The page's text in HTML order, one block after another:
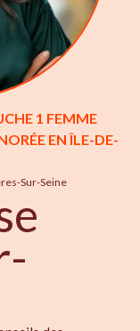
1 FEMME
EN ÎLE-DE-
Sur-Seine